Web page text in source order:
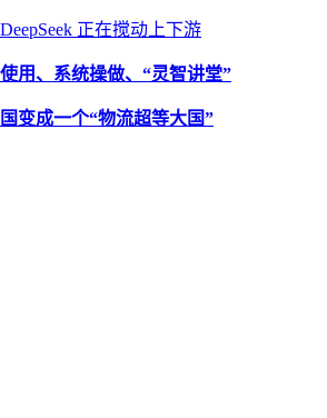
正在搅动上下游
用、系统操做、“灵智讲堂”
变成一个“物流超等大国”